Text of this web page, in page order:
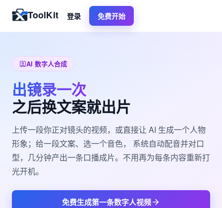
ToolKit 登录 免费开始
AI 数字人合成
出镜录一次
之后换文案就出片
上传一段你正对镜头的视频，或直接让 AI 生成一个人物
形象；给一段文案、选一个音色， 系统自动配音并对口
型，几分钟产出一条口播成片。不用再为每条内容重新打
光开机。
免费生成第一条数字人视频